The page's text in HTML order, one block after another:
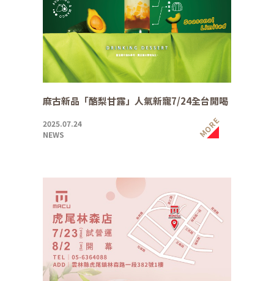
麻古新品「酪梨甘露」人氣新寵7/24全台開喝
2025.07.24
NEWS
MORE